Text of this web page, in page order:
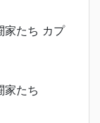
家たち カプ
家たち